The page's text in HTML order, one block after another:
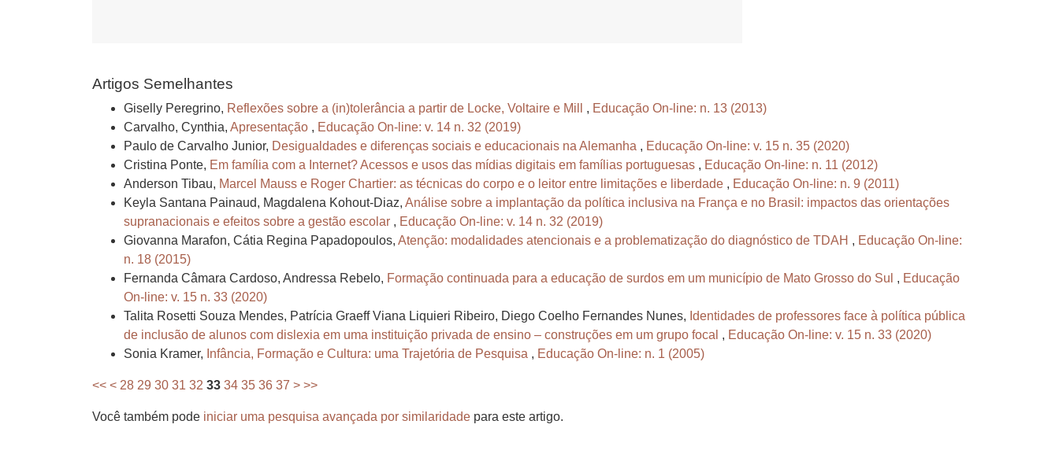
Artigos Semelhantes
Giselly Peregrino, Reflexões sobre a (in)tolerância a partir de Locke, Voltaire e Mill , Educação On-line: n. 13 (2013)
Carvalho, Cynthia, Apresentação , Educação On-line: v. 14 n. 32 (2019)
Paulo de Carvalho Junior, Desigualdades e diferenças sociais e educacionais na Alemanha , Educação On-line: v. 15 n. 35 (2020)
Cristina Ponte, Em família com a Internet? Acessos e usos das mídias digitais em famílias portuguesas , Educação On-line: n. 11 (2012)
Anderson Tibau, Marcel Mauss e Roger Chartier: as técnicas do corpo e o leitor entre limitações e liberdade , Educação On-line: n. 9 (2011)
Keyla Santana Painaud, Magdalena Kohout-Diaz, Análise sobre a implantação da política inclusiva na França e no Brasil: impactos das orientações
supranacionais e efeitos sobre a gestão escolar , Educação On-line: v. 14 n. 32 (2019)
Giovanna Marafon, Cátia Regina Papadopoulos, Atenção: modalidades atencionais e a problematização do diagnóstico de TDAH , Educação On-line:
n. 18 (2015)
Fernanda Câmara Cardoso, Andressa Rebelo, Formação continuada para a educação de surdos em um município de Mato Grosso do Sul , Educação
On-line: v. 15 n. 33 (2020)
Talita Rosetti Souza Mendes, Patrícia Graeff Viana Liquieri Ribeiro, Diego Coelho Fernandes Nunes, Identidades de professores face à política pública
de inclusão de alunos com dislexia em uma instituição privada de ensino – construções em um grupo focal , Educação On-line: v. 15 n. 33 (2020)
Sonia Kramer, Infância, Formação e Cultura: uma Trajetória de Pesquisa , Educação On-line: n. 1 (2005)
<< < 28 29 30 31 32 33 34 35 36 37 > >>
Você também pode iniciar uma pesquisa avançada por similaridade para este artigo.